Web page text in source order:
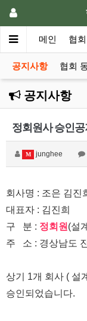
메인 협
공지사항 협회
공지사항
정회원사 승인공
M junghee
회사명 : 조은 김진
​​​대표자 : 김진희
구 분 : 정회원 (설
주 소 : 경상남도
상기 1개 회사 ( 설
승인되었습니다.